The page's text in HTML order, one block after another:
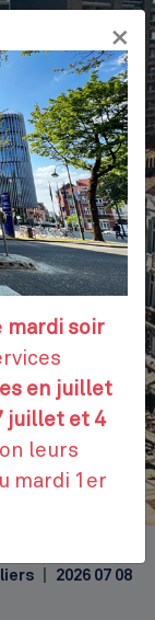
FR
2026 07 08
×
mardi soir
en juillet
juillet et 4
leurs
mardi 1er